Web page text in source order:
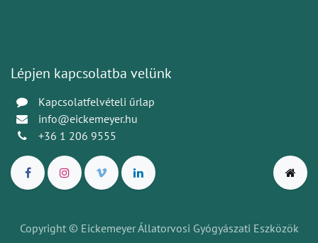
Lépjen kapcsolatba velünk
Kapcsolatfelvételi űrlap
info@eickemeyer.hu
+36 1 206 9555
Copyright © Eickemeyer Állatorvosi Gyógyászati Eszközök